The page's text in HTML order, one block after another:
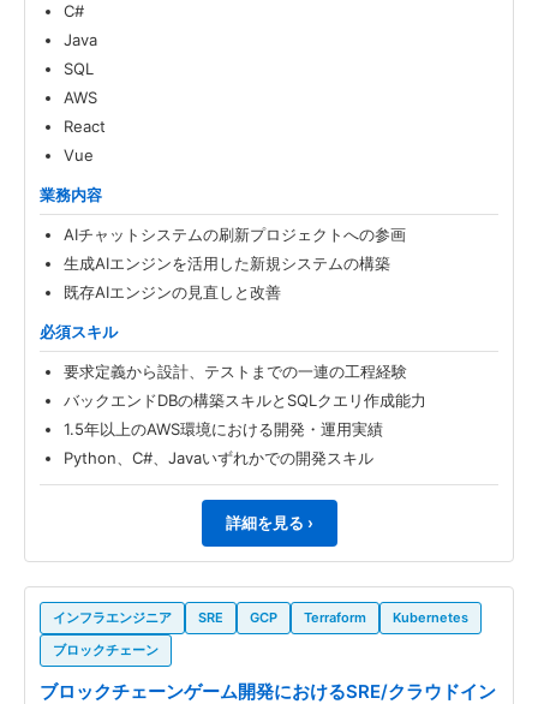
C#
Java
SQL
AWS
React
Vue
業務内容
AIチャットシステムの刷新プロジェクトへの参画
生成AIエンジンを活用した新規システムの構築
既存AIエンジンの見直しと改善
必須スキル
要求定義から設計、テストまでの一連の工程経験
バックエンドDBの構築スキルとSQLクエリ作成能力
1.5年以上のAWS環境における開発・運用実績
Python、C#、Javaいずれかでの開発スキル
詳細を見る ›
インフラエンジニア SRE GCP Terraform
Kubernetes
ブロックチェーン
ブロックチェーンゲーム開発におけるSRE/クラウドイン